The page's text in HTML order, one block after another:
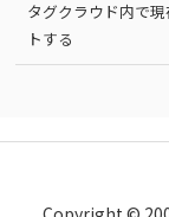
タグクラウド内で
トする